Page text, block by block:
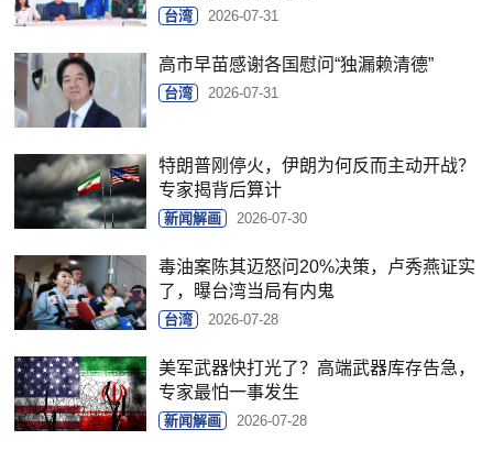
台湾 2026-07-31
高市早苗感谢各国慰问“独漏赖清德”
台湾 2026-07-31
特朗普刚停火，伊朗为何反而主动开战？
专家揭背后算计
新闻解画 2026-07-30
毒油案陈其迈怒问20%决策，卢秀燕证实
了，曝台湾当局有内鬼
台湾 2026-07-28
美军武器快打光了？高端武器库存告急，
专家最怕一事发生
新闻解画 2026-07-28